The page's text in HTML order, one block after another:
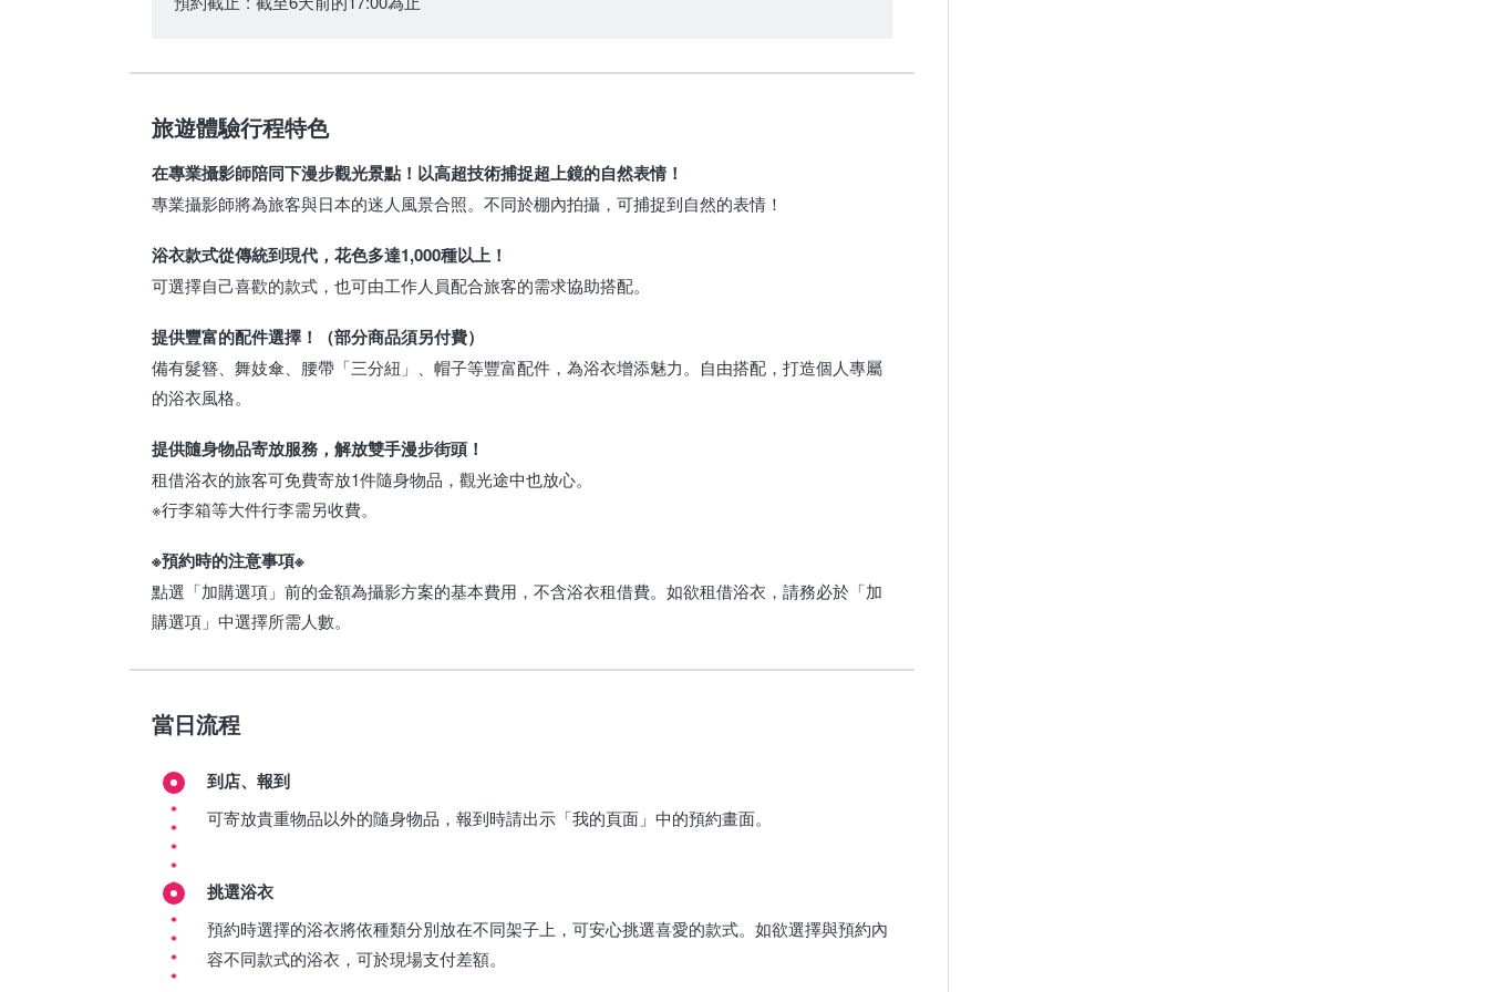
旅遊體驗行程特色
在專業攝影師陪同下漫步觀光景點！以高超技術捕捉超上鏡的自然表情！
專業攝影師將為旅客與日本的迷人風景合照。不同於棚內拍攝，可捕捉到自然的表情！
浴衣款式從傳統到現代，花色多達1,000種以上！
可選擇自己喜歡的款式，也可由工作人員配合旅客的需求協助搭配。
提供豐富的配件選擇！（部分商品須另付費）
備有髮簪、舞妓傘、腰帶「三分紐」、帽子等豐富配件，為浴衣增添魅力。自由搭配，打造個人專屬
的浴衣風格。
提供隨身物品寄放服務，解放雙手漫步街頭！
租借浴衣的旅客可免費寄放1件隨身物品，觀光途中也放心。
※行李箱等大件行李需另收費。
※預約時的注意事項※
點選「加購選項」前的金額為攝影方案的基本費用，不含浴衣租借費。如欲租借浴衣，請務必於「加
購選項」中選擇所需人數。
當日流程
到店、報到
可寄放貴重物品以外的隨身物品，報到時請出示「我的頁面」中的預約畫面。
挑選浴衣
預約時選擇的浴衣將依種類分別放在不同架子上，可安心挑選喜愛的款式。如欲選擇與預約內
容不同款式的浴衣，可於現場支付差額。